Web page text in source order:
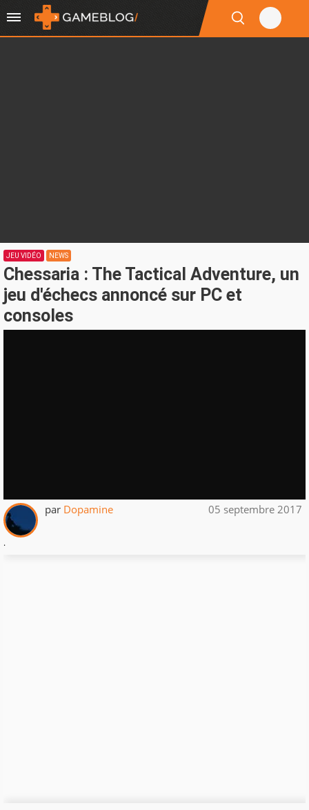
JEU VIDÉO NEWS
Chessaria : The Tactical Adventure, un
jeu d'échecs annoncé sur PC et
consoles
par Dopamine 05 septembre 2017
.